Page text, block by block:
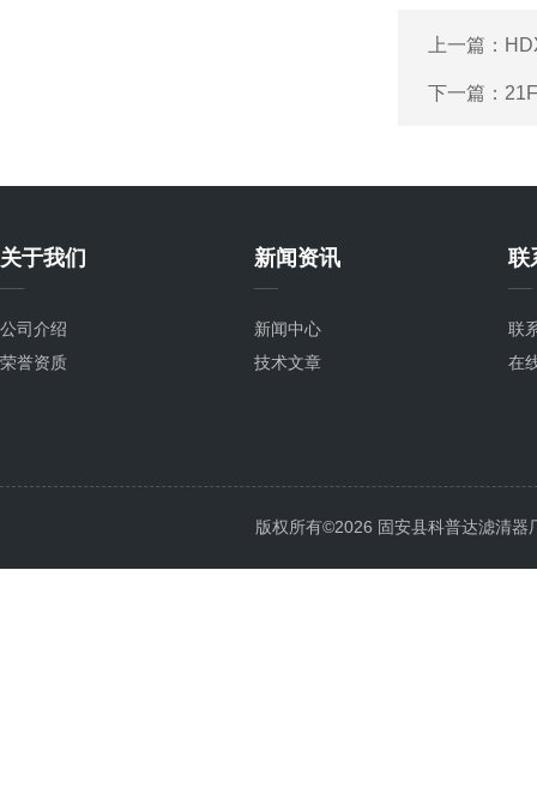
上一篇：
下一篇：
关于我们
公司介绍
荣誉资质
新闻资讯
新闻中心
技术文章
联
联
在
版权所有©2026 固安县科普达滤清